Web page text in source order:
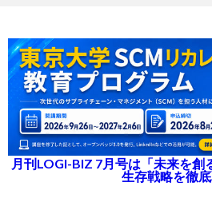
月刊LOGI-BIZ 7月号は「未来を創
生存戦略を徹